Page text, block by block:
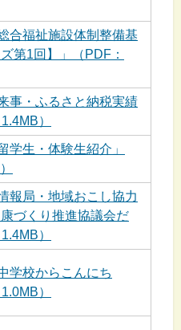
合福祉施設体制整備基
第1回】」（PDF：
事・ふるさと納税実績
）
学生・体験生紹介」
報局・地域おこし協力
づくり推進協議会だ
）
学校からこんにち
）